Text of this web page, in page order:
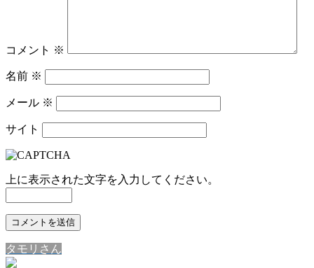
コメント ※
名前 ※
メール ※
サイト
上に表示された文字を入力してください。
タモリさん